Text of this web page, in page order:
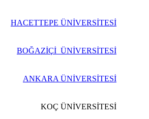
HACETTEPE ÜNİVERSİTESİ
BOĞAZİÇİ ÜNİVERSİTESİ
ANKARA ÜNİVERSİTESİ
KOÇ ÜNİVERSİTESİ